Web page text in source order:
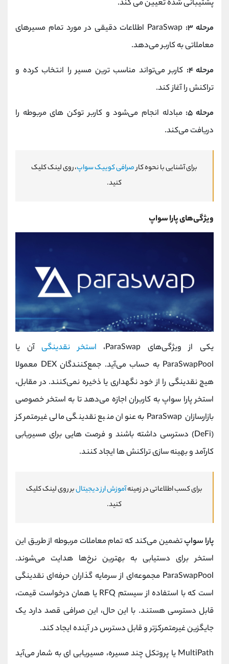
پشتیبانی شده تعیین می‌ کند.
مرحله ۳:
ParaSwap اطلاعات دقیقی در مورد تمام مسیرهای
معاملاتی به کاربر می‌دهد.
مرحله ۴:
کاربر می‌تواند مناسب‌ ترین مسیر را انتخاب کرده و
تراکنش را آغاز کند.
مرحله ۵:
مبادله انجام می‌شود و کاربر توکن‌ های مربوطه را
دریافت می‌کند.
برای آشنایی با نحوه کارصرافی کوییک سواپ، روی لینک کلیک
کنید.
ویژگی‌های پارا سواپ
یکی از ویژگی‌های ParaSwap، استخر نقدینگیآن یا
ParaSwapPool به حساب می‌آید. جمع‌کنندگان DEX معمولا
هیچ نقدینگی را از خود نگهداری یا ذخیره نمی‌کنند. در مقابل،
استخر پارا سواپ به کاربران اجازه می‌دهد تا به استخر خصوصی
بازارسازان ParaSwap به عنوان منبع نقدینگی مالی غیرمتمرکز
(DeFi) دسترسی داشته باشند و فرصت‌ هایی برای مسیریابی
کارآمد و بهینه سازی تراکنش‌ ها ایجاد کنند.
برای کسب اطلاعاتی در زمینهآموزش ارز دیجیتالبر روی لینک کلیک
کنید.
پارا سواپتضمین می‌کند که تمام معاملات مربوطه از طریق این
استخر برای دستیابی به بهترین نرخ‌ها هدایت می‌شوند.
ParaSwapPool مجموعه‌ای از سرمایه گذاران حرفه‌ای نقدینگی
است که با استفاده از سیستم RFQ یا همان درخواست قیمت،
قابل دسترسی هستند. با این حال، این صرافی قصد دارد یک
جایگزین غیرمتمرکزتر و قابل دسترس در آینده ایجاد کند.
MultiPath یا پروتکل چند مسیره، مسیریابی‌ ای به شمار می‌آید